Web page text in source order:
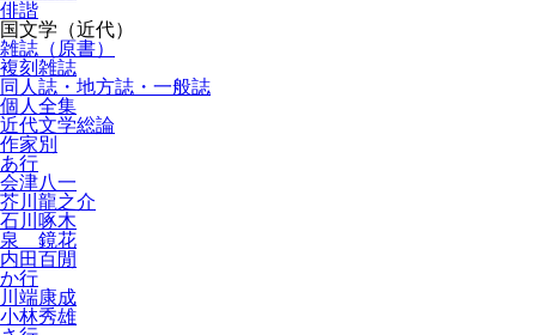
俳諧
国文学（近代）
雑誌（原書）
複刻雑誌
同人誌・地方誌・一般誌
個人全集
近代文学総論
作家別
あ行
会津八一
芥川龍之介
石川啄木
泉 鏡花
内田百閒
か行
川端康成
小林秀雄